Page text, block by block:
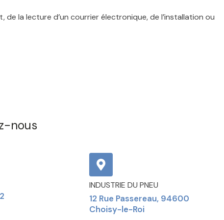
la lecture d’un courrier électronique, de l’installation ou
nous
INDUSTRIE DU PNEU
12 Rue Passereau, 94600
Choisy-le-Roi